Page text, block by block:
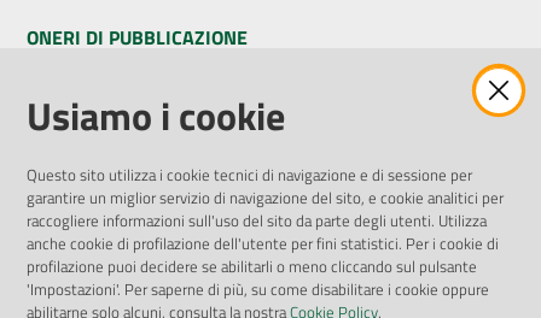
ONERI DI PUBBLICAZIONE
Amministrazione Trasparente
Pubblicità legale
Privacy Policy
Attuazione Misure PNRR
Liste di Attesa
ENTI, IMPRESE E PARTNER
Usiamo i cookie
Questo sito utilizza i cookie tecnici di navigazione e di sessione per
garantire un miglior servizio di navigazione del sito, e cookie analitici per
raccogliere informazioni sull'uso del sito da parte degli utenti. Utilizza
anche cookie di profilazione dell'utente per fini statistici. Per i cookie di
profilazione puoi decidere se abilitarli o meno cliccando sul pulsante
'Impostazioni'. Per saperne di più, su come disabilitare i cookie oppure
abilitarne solo alcuni, consulta la nostraCookie Policy.